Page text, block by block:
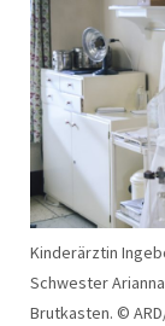
Kinderärztin
Schwester
Brutkasten. ©